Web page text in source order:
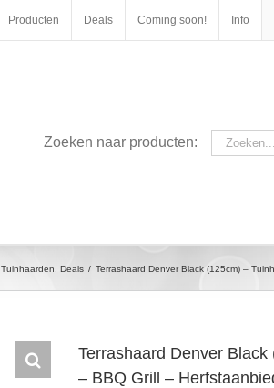
Producten Deals Coming soon! Info
Zoeken naar producten:
Zoeken
naar:
Tuinhaarden Deals / Terrashaard Denver Black (125cm) –
Terrashaard Denver Black
– BBQ Grill –